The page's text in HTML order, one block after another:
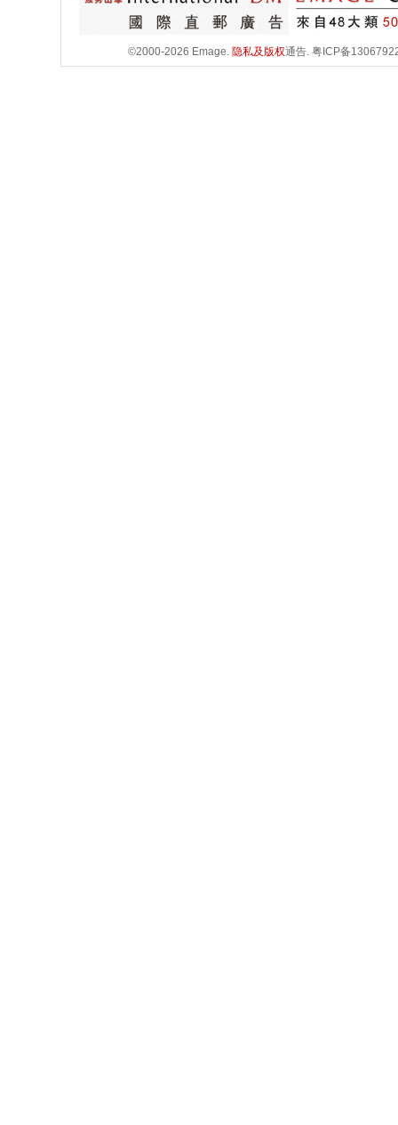
©2000-2026 Emage. 隐私及版权通告. 粤ICP备